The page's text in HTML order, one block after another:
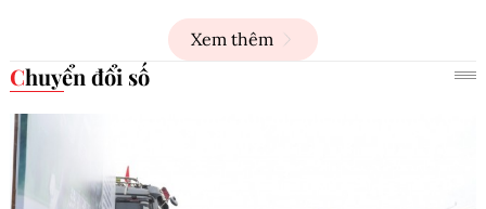
Xem thêm
Chuyển đổi số